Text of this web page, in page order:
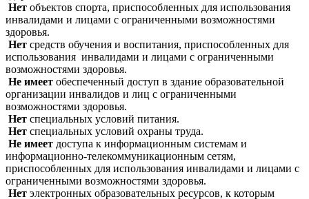
Нет объектов спорта, приспособленных для использования
инвалидами и лицами с ограниченными возможностями
здоровья.
Нет средств обучения и воспитания, приспособленных для
использования инвалидами и лицами с ограниченными
возможностями здоровья.
Не имеет обеспеченный доступ в здание образовательной
организации инвалидов и лиц с ограниченными
возможностями здоровья.
Нет специальных условий питания.
Нет специальных условий охраны труда.
Не имеет доступа к информационным системам и
информационно-телекоммуникационным сетям,
приспособленных для использования инвалидами и лицами с
ограниченными возможностями здоровья.
Нет электронных образовательных ресурсов, к которым